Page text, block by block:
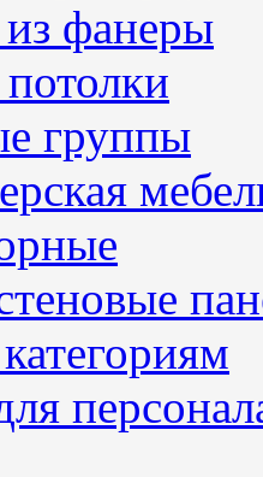
фанеры
группы